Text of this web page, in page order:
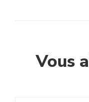
Vous